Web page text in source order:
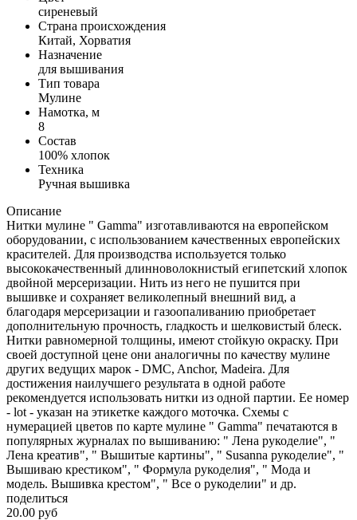
сиреневый
Страна происхождения
Китай, Хорватия
Назначение
для вышивания
Тип товара
Мулине
Намотка, м
8
Состав
100% хлопок
Техника
Ручная вышивка
Описание
Нитки мулине " Gamma" изготавливаются на европейском
оборудовании, с использованием качественных европейских
красителей. Для производства используется только
высококачественный длинноволокнистый египетский хлопок
двойной мерсеризации. Нить из него не пушится при
вышивке и сохраняет великолепный внешний вид, а
благодаря мерсеризации и газоопаливанию приобретает
дополнительную прочность, гладкость и шелковистый блеск.
Нитки равномерной толщины, имеют стойкую окраску. При
своей доступной цене они аналогичны по качеству мулине
других ведущих марок - DMC, Anchor, Madeira. Для
достижения наилучшего результата в одной работе
рекомендуется использовать нитки из одной партии. Ее номер
- lot - указан на этикетке каждого моточка. Схемы с
нумерацией цветов по карте мулине " Gamma" печатаются в
популярных журналах по вышиванию: " Лена рукоделие", "
Лена креатив", " Вышитые картины", " Susanna рукоделие", "
Вышиваю крестиком", " Формула рукоделия", " Мода и
модель. Вышивка крестом", " Все о рукоделии" и др.
поделиться
20.00 руб